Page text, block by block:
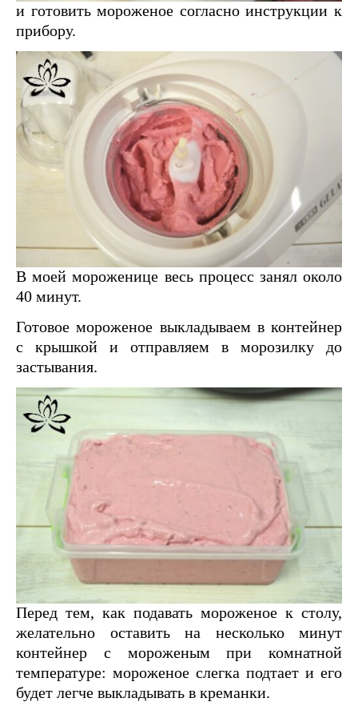
и готовить мороженое согласно инструкции к
прибору.
В моей мороженице весь процесс занял около
40 минут.
Готовое мороженое выкладываем в контейнер
с крышкой и отправляем в морозилку до
застывания.
Перед тем, как подавать мороженое к столу,
желательно оставить на несколько минут
контейнер с мороженым при комнатной
температуре: мороженое слегка подтает и его
будет легче выкладывать в креманки.